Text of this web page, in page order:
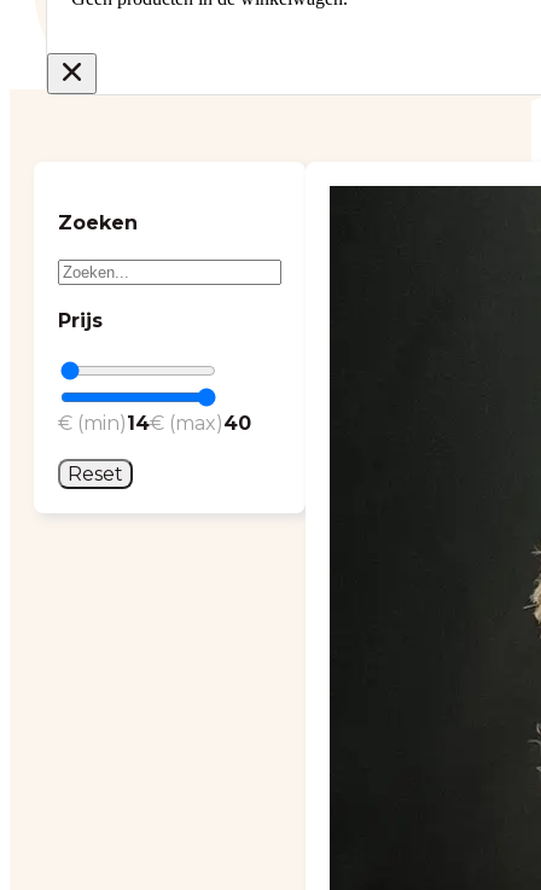
Zoeken
Prijs
€ (min)14€ (max)40
Reset